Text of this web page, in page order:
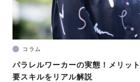
コラム
パラレルワーカーの実態！メリッ
要スキルをリアル解説